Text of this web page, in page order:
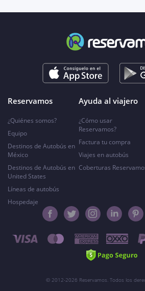
Reservamos
¿Quiénes somos?
Equipo
Destinos de Autobús en
México
Destinos de Autobús en
United States
Líneas de autobús
Hospedaje
Ayuda al viajero
¿Cómo usar
Reservamos?
Factura tu compra
Viajes en autobús
Coberturas
© 2012-2026 Reservamos. Todos los